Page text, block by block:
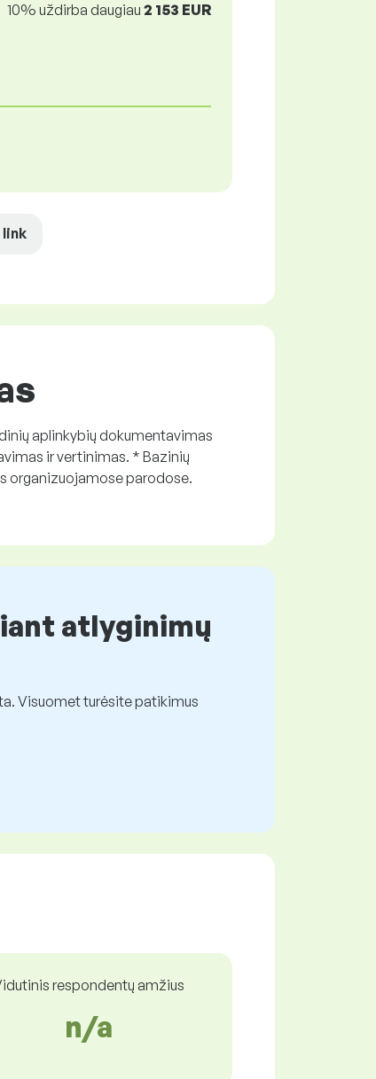
10% uždirba daugiau 2 153 EUR
aplinkybių dokumentavimas
ir vertinimas. * Bazinių
organizuojamose parodose.
atlyginimų
Visuomet turėsite patikimus
respondentų amžius
n/a